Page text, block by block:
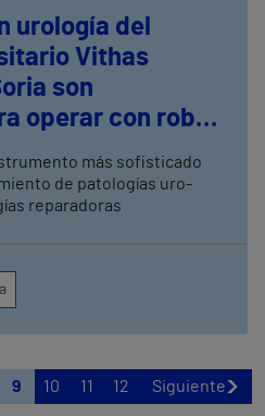
urología del
Vithas
son
operar con robot
más sofisticado
de patologías uro-
reparadoras
9 10 11 12 Siguiente